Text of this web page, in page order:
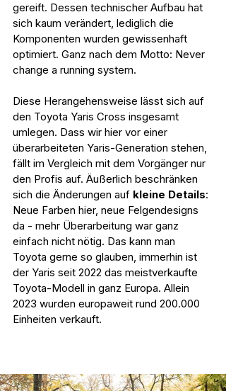
gereift. Dessen technischer Aufbau hat
sich kaum verändert, lediglich die
Komponenten wurden gewissenhaft
optimiert. Ganz nach dem Motto: Never
change a running system.
Diese Herangehensweise lässt sich auf
den Toyota Yaris Cross insgesamt
umlegen. Dass wir hier vor einer
überarbeiteten Yaris-Generation stehen,
fällt im Vergleich mit dem Vorgänger nur
den Profis auf. Äußerlich beschränken
sich die Änderungen auf kleine Details:
Neue Farben hier, neue Felgendesigns
da - mehr Überarbeitung war ganz
einfach nicht nötig. Das kann man
Toyota gerne so glauben, immerhin ist
der Yaris seit 2022 das meistverkaufte
Toyota-Modell in ganz Europa. Allein
2023 wurden europaweit rund 200.000
Einheiten verkauft.